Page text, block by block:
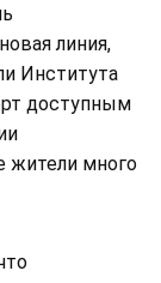
линия,
Института
доступным
жители много